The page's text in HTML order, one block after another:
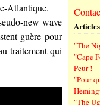
Atlantique.
new wave
guère pour
traitement qui
Mars
Mai
Avril
Juin
Mai
Juin
Mai
Juin
Mai
Mars
Août
Juin
Mai
Avril
Juin
Mai
"The
"Cape
Peur !
"Pour
"The